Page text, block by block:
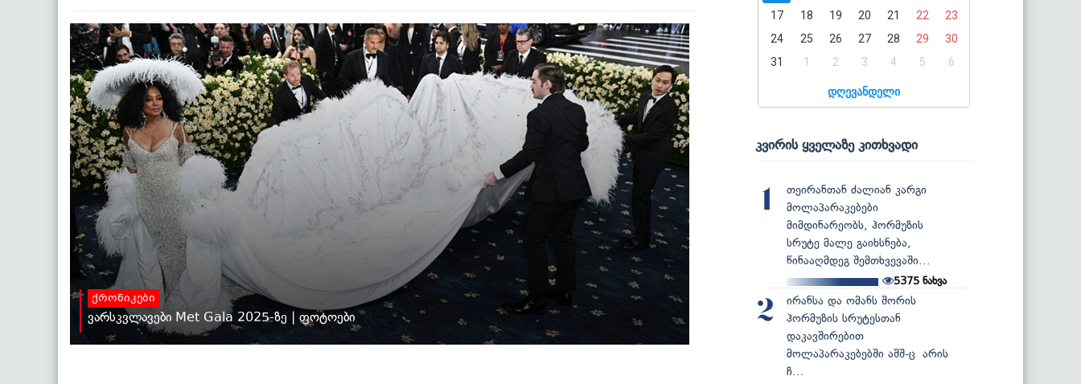
ქრონიკები
ვარსკვლავები Met Gala 2025-ზე | ფოტოები
17
18 19 20 21 22
23
24
25 26 27 28 29
30
31
1 2 3 4 5 6
დღევანდელი
კვირის ყველაზე კითხვადი
1
თეირანთან ძალიან კარგი
მოლაპარაკებები
მიმდინარეობს, ჰორმუზის
სრუტე მალე გაიხსნება,
წინააღმდეგ შემთხვევაში...
5375 ნახვა
2
ირანსა და ომანს შორის
ჰორმუზის სრუტესთან
დაკავშირებით
მოლაპარაკებებში აშშ-ც არის
ჩ...